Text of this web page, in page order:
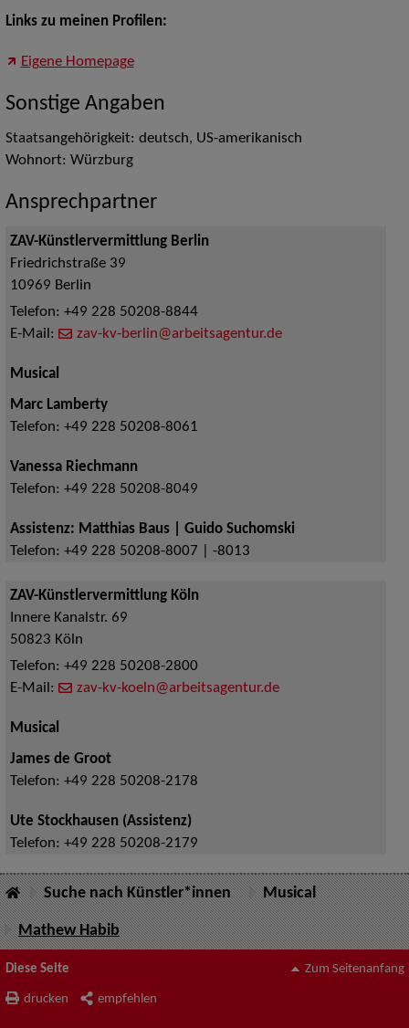
Links zu meinen Profilen:
Eigene Homepage
Sonstige Angaben
Staatsangehörigkeit: deutsch, US-amerikanisch
Wohnort: Würzburg
Ansprechpartner
ZAV-Künstlervermittlung Berlin
Friedrichstraße 39
10969 Berlin
Telefon: +49 228 50208-8844
E-Mail:
zav-kv-berlin@arbeitsagentur.de
Musical
Marc Lamberty
Telefon: +49 228 50208-8061
Vanessa Riechmann
Telefon: +49 228 50208-8049
Assistenz: Matthias Baus | Guido Suchomski
Telefon: +49 228 50208-8007 | -8013
ZAV-Künstlervermittlung Köln
Innere Kanalstr. 69
50823 Köln
Telefon: +49 228 50208-2800
E-Mail:
zav-kv-koeln@arbeitsagentur.de
Musical
James de Groot
Telefon: +49 228 50208-2178
Ute Stockhausen (Assistenz)
Telefon: +49 228 50208-2179
Suche nach Künstler*innen Musical
Mathew Habib
Diese Seite
drucken empfehlen
Zum Seitenanfang